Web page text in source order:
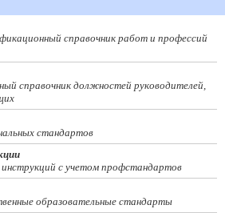
справочник работ и профессий
справочник должностей руководителей,
стандартов
с учетом профстандартов
образовательные стандарты